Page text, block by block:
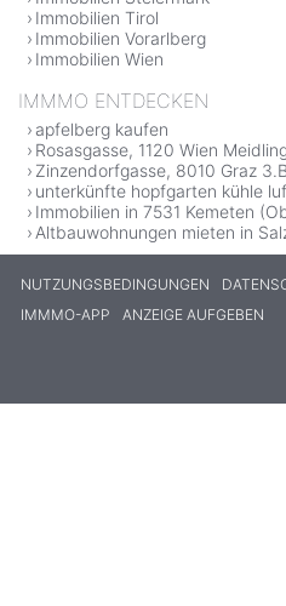
Immobilien Tirol
Immobilien Vorarlberg
Immobilien Wien
IMMMO ENTDECKEN
apfelberg kaufen
Rosasgasse, 1120 Wien
Zinzendorfgasse, 8010 Graz
unterkünfte hopfgarten kühle
Immobilien in 7531 Kemeten
Altbauwohnungen mieten in
NUTZUNGSBEDINGUNGEN
IMMMO-APP
ANZEIGE AUFGEBEN